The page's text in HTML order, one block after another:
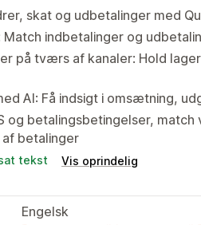
skat og udbetalinger med
indbetalinger og
på tværs af kanaler: Hold
AI: Få indsigt i omsætning,
og betalingsbetingelser,
betalinger
tekst Vis oprindelig
Engelsk